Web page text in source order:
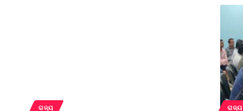
ରାଜ୍ୟ ରାଜ୍ୟ